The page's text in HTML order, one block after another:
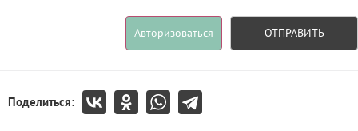
Авторизоваться ОТПРАВИТЬ
Поделиться: